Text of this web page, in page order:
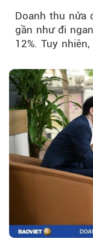
Doanh thu nửa
gần như đi
12%. Tuy